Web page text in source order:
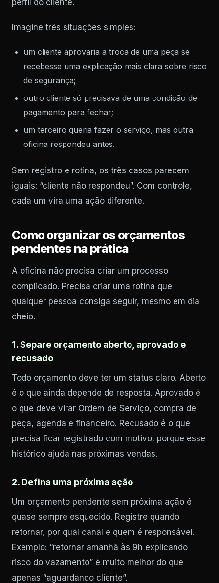
perfil do cliente.
Imagine três situações simples:
um cliente aprovaria a troca de uma peça se
recebesse uma explicação mais clara sobre risco
de segurança;
outro cliente só precisava de uma condição de
pagamento para fechar;
um terceiro queria fazer o serviço, mas outra
oficina respondeu antes.
Sem registro e rotina, os três casos parecem
iguais: “cliente não respondeu”. Com controle,
cada um vira uma ação diferente.
Como organizar os orçamentos
pendentes na prática
A oficina não precisa criar um processo
complicado. Precisa criar uma rotina que
qualquer pessoa consiga seguir, mesmo em dia
cheio.
1. Separe orçamento aberto, aprovado e
recusado
Todo orçamento deve ter um status claro. Aberto
é o que ainda depende de resposta. Aprovado é
o que deve virar Ordem de Serviço, compra de
peça, agenda e financeiro. Recusado é o que
precisa ficar registrado com motivo, porque esse
histórico ajuda nas próximas vendas.
2. Defina uma próxima ação
Um orçamento pendente sem próxima ação é
quase sempre esquecido. Registre quando
retornar, por qual canal e quem é responsável.
Exemplo: “retornar amanhã às 9h explicando
risco do vazamento” é muito melhor do que
apenas “aguardando cliente”.